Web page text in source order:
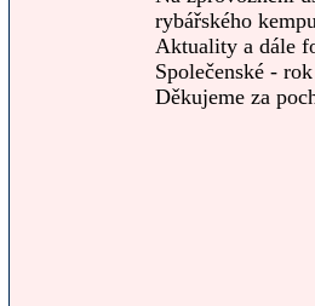
rybářského
Aktuality a dále
Společenské -
Děkujeme za